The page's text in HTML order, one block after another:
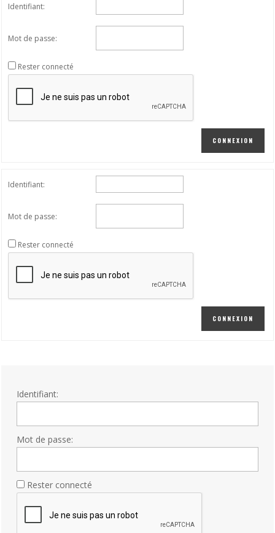
Identifiant:
Mot de passe:
Rester connecté
CONNEXION
Identifiant:
Mot de passe:
Rester connecté
CONNEXION
Identifiant:
Mot de passe:
Rester connecté